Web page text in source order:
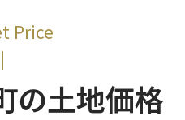
Price
の土地価格